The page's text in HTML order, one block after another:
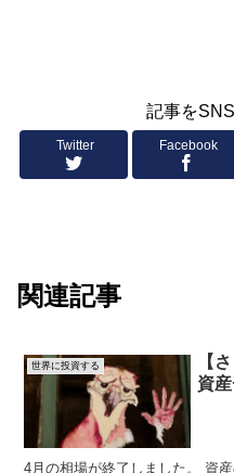
記事を
Twitter Facebook
関連記事
世界に投資する
【
資
4月の相場が終了しました。 資産の状況をチェックしていきたいと思